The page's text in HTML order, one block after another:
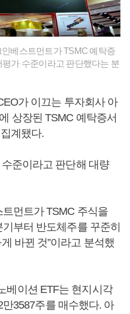
베스트먼트가 TSMC 예탁증
가 수준이라고 판단했다는 분
가 이끄는 투자회사 아
상장된 TSMC 예탁증서
계됐다.
준이라고 판단해 대량
먼트가 TSMC 주식을
부터 반도체주를 꾸준히
바뀐 것”이라고 분석했
베이션 ETF는 현지시각
3587주를 매수했다. 아